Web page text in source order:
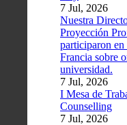
7 Jul, 2026
Nuestra
Proyección
participaron
Francia sobre
universidad.
7 Jul, 2026
I Mesa de
Counselling
7 Jul, 2026